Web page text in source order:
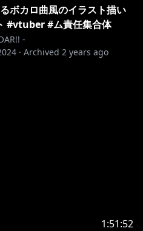
ボカロ曲風のイラスト描い
#vtuber #ム責任集合体
-
· Archived 2 years ago
1:51:52